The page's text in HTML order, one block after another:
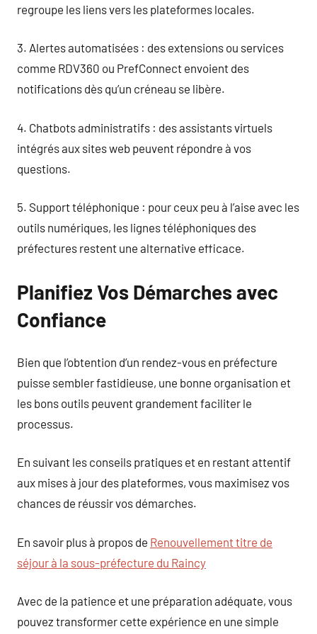
regroupe les liens vers les plateformes locales.
3. Alertes automatisées : des extensions ou services
comme RDV360 ou PrefConnect envoient des
notifications dès qu’un créneau se libère.
4. Chatbots administratifs : des assistants virtuels
intégrés aux sites web peuvent répondre à vos
questions.
5. Support téléphonique : pour ceux peu à l’aise avec les
outils numériques, les lignes téléphoniques des
préfectures restent une alternative efficace.
Planifiez Vos Démarches avec
Confiance
Bien que l’obtention d’un rendez-vous en préfecture
puisse sembler fastidieuse, une bonne organisation et
les bons outils peuvent grandement faciliter le
processus.
En suivant les conseils pratiques et en restant attentif
aux mises à jour des plateformes, vous maximisez vos
chances de réussir vos démarches.
En savoir plus à propos de Renouvellement titre de
séjour à la sous-préfecture du Raincy
Avec de la patience et une préparation adéquate, vous
pouvez transformer cette expérience en une simple